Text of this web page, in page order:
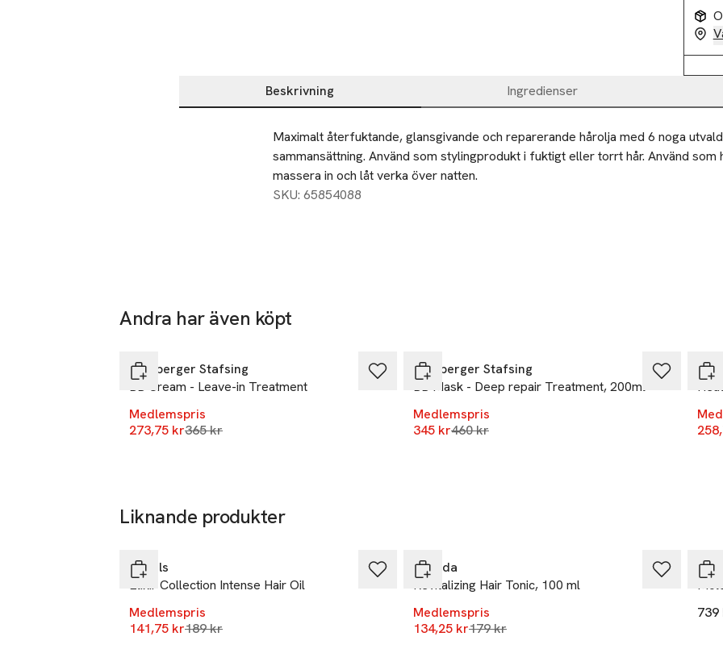
Beskrivning Ingredienser
Beskrivning
Maximalt återfuktande, glansgivande och reparerande hårolja med 6 noga
sammansättning. Använd som stylingprodukt i fuktigt eller torrt hår. Använd som
massera in och låt verka över natten.
SKU: 65854088
Andra har även köpt
Lernberger Stafsing
BB Cream - Leave-in Treatment
Medlemspris
273,75 krLägsta pris 30 dagar
365 kr
Lernberger Stafsing
BB Mask - Deep repair Treatment, 200ml
Medlemspris
345 krLägsta pris 30 dagar
460 kr
Liknande produkter
-25%
Gåva på köpet
Rituals
Elixir Collection Intense Hair Oil
Medlemspris
141,75 krLägsta pris 30 dagar
189 kr
Weleda
Revitalizing Hair Tonic, 100 ml
Medlemspris
134,25 krLägsta pris 30 dagar
179 kr
K18
739